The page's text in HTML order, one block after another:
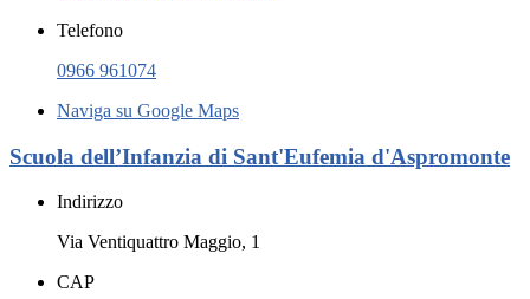
Telefono
0966 961074
Naviga su Google Maps
Scuola dell’Infanzia di Sant'Eufemia d'Aspromonte
Indirizzo
Via Ventiquattro Maggio, 1
CAP